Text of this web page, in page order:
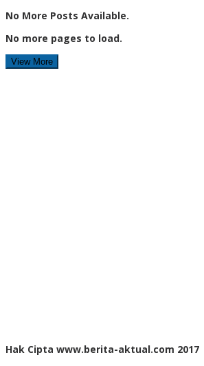
No More Posts Available.
No more pages to load.
View More
Hak Cipta www.berita-aktual.com 2017